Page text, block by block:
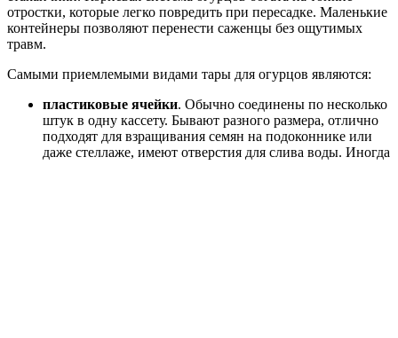
отростки, которые легко повредить при пересадке. Маленькие
контейнеры позволяют перенести саженцы без ощутимых
травм.
Самыми приемлемыми видами тары для огурцов являются:
пластиковые ячейки. Обычно соединены по несколько
штук в одну кассету. Бывают разного размера, отлично
подходят для взращивания семян на подоконнике или
даже стеллаже, имеют отверстия для слива воды. Иногда